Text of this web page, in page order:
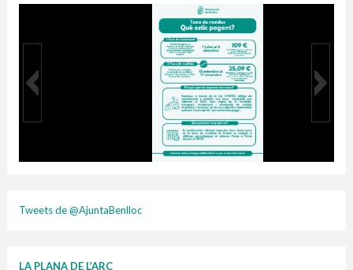
Tweets de @AjuntaBenlloc
LA PLANA DE L’ARC